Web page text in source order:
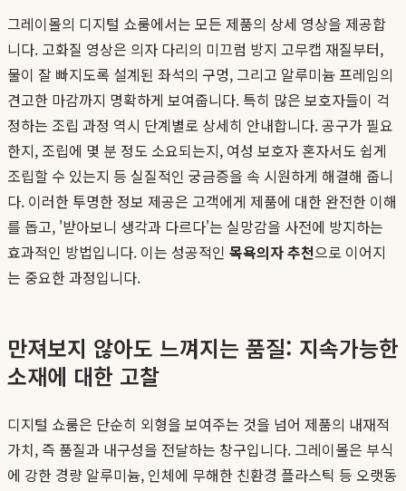
그레이몰의 디지털 쇼룸에서는 모든 제품의 상세 영상을 제공합
니다. 고화질 영상은 의자 다리의 미끄럼 방지 고무캡 재질부터,
물이 잘 빠지도록 설계된 좌석의 구멍, 그리고 알루미늄 프레임의
견고한 마감까지 명확하게 보여줍니다. 특히 많은 보호자들이 걱
정하는 조립 과정 역시 단계별로 상세히 안내합니다. 공구가 필요
한지, 조립에 몇 분 정도 소요되는지, 여성 보호자 혼자서도 쉽게
조립할 수 있는지 등 실질적인 궁금증을 속 시원하게 해결해 줍니
다. 이러한 투명한 정보 제공은 고객에게 제품에 대한 완전한 이해
를 돕고, '받아보니 생각과 다르다'는 실망감을 사전에 방지하는
효과적인 방법입니다. 이는 성공적인 목욕의자 추천으로 이어지
는 중요한 과정입니다.
만져보지 않아도 느껴지는 품질: 지속가능한
소재에 대한 고찰
디지털 쇼룸은 단순히 외형을 보여주는 것을 넘어 제품의 내재적
가치, 즉 품질과 내구성을 전달하는 창구입니다. 그레이몰은 부식
에 강한 경량 알루미늄, 인체에 무해한 친환경 플라스틱 등 오랫동